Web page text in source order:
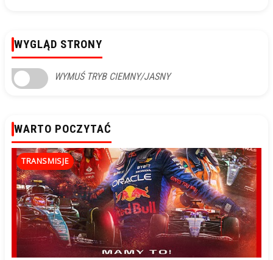
WYGLĄD STRONY
WYMUŚ TRYB CIEMNY/JASNY
WARTO POCZYTAĆ
TRANSMISJE